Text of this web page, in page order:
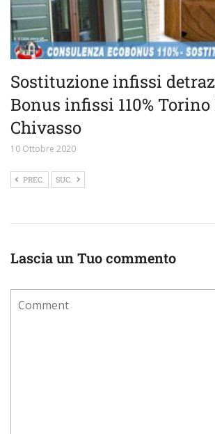
Sostituzione infissi
Bonus infissi 110%
Chivasso
10 Ottobre 2020
PREC. SUC.
Lascia un Tuo commento